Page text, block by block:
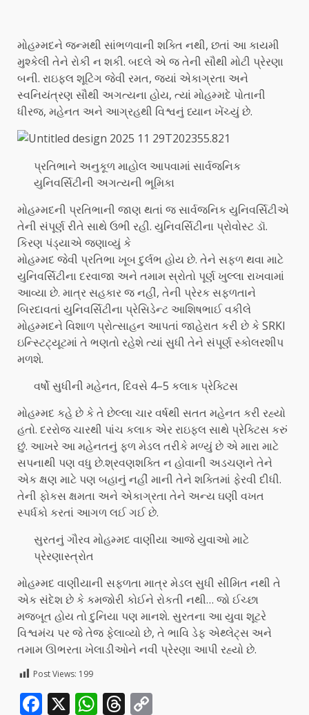
મોહમ્મદને જન્મથી સાંભળવાની શક્તિ નથી, છતાં આ કાયમી
મુશ્કેલી તેને રોકી ન શકી. બદલે એ જ તેની સૌથી મોટી પ્રેરણા
બની. રાઇફલ શૂટિંગ જેવી રમત, જ્યાં એકાગ્રતા અને
સ્વનિયંત્રણ સૌથી અગત્યના હોય, ત્યાં મોહમ્મદે પોતાની
ધીરજ, મહેનત અને આગ્રહથી વિશ્વનું ધ્યાન ખેંચ્યું છે.
પ્રતિભાને અનુકૂળ માહોલ આપવામાં સાર્વજનિક
યુનિવર્સિટીની અગત્યની ભૂમિકા
મોહમ્મદની પ્રતિભાની જાણ થતાં જ સાર્વજનિક યુનિવર્સિટીએ
તેની સંપૂર્ણ રીતે સાથે ઉભી રહી. યુનિવર્સિટીના પ્રોવોસ્ટ ડૉ.
કિરણ પંડ્યાએ જણાવ્યું કે
મોહમ્મદ જેવી પ્રતિભા ખૂબ દુર્લભ હોય છે. તેને સફળ થવા માટે
યુનિવર્સિટીના દરવાજા અને તમામ સ્રોતો પૂર્ણ ખુલ્લા રાખવામાં
આવ્યા છે. માત્ર સહકાર જ નહીં, તેની પ્રેરક સફળતાને
બિરદાવતાં યુનિવર્સિટીના પ્રેસિડેન્ટ આશિષભાઈ વકીલે
મોહમ્મદને વિશાળ પ્રોત્સાહન આપતાં જાહેરાત કરી છે કે SRKI
ઇન્સ્ટિટ્યૂટમાં તે ભણતો રહેશે ત્યાં સુધી તેને સંપૂર્ણ સ્કોલરશીપ
મળશે.
વર્ષો સુધીની મહેનત, દિવસે 4–5 કલાક પ્રેક્ટિસ
મોહમ્મદ કહે છે કે તે છેલ્લા ચાર વર્ષથી સતત મહેનત કરી રહ્યો
હતો. દરરોજ ચારથી પાંચ કલાક એર રાઇફલ સાથે પ્રેક્ટિસ કરું
છું. આખરે આ મહેનતનું ફળ મેડલ તરીકે મળ્યું છે એ મારા માટે
સપનાથી પણ વધુ છે.શ્રવણશક્તિ ન હોવાની અડચણને તેને
એક ક્ષણ માટે પણ બહાનું નહીં માની તેને શક્તિમાં ફેરવી દીધી.
તેની ફોકસ ક્ષમતા અને એકાગ્રતા તેને અન્ય ઘણી વખત
સ્પર્ધકો કરતાં આગળ લઈ ગઈ છે.
સુરતનું ગૌરવ મોહમ્મદ વાણીયા આજે યુવાઓ માટે
પ્રેરણાસ્ત્રોત
મોહમ્મદ વાણીયાની સફળતા માત્ર મેડલ સુધી સીમિત નથી તે
એક સંદેશ છે કે કમજોરી કોઈને રોકતી નથી… જો ઈચ્છા
મજબૂત હોય તો દુનિયા પણ માનશે. સુરતના આ યુવા શૂટરે
વિશ્વમંચ પર જે તેજ ફેલાવ્યો છે, તે ભાવિ ડેફ એથ્લેટ્સ અને
તમામ ઊભરતા ખેલાડીઓને નવી પ્રેરણા આપી રહ્યો છે.
Post Views: 199
Facebook
X WhatsApp
Threads